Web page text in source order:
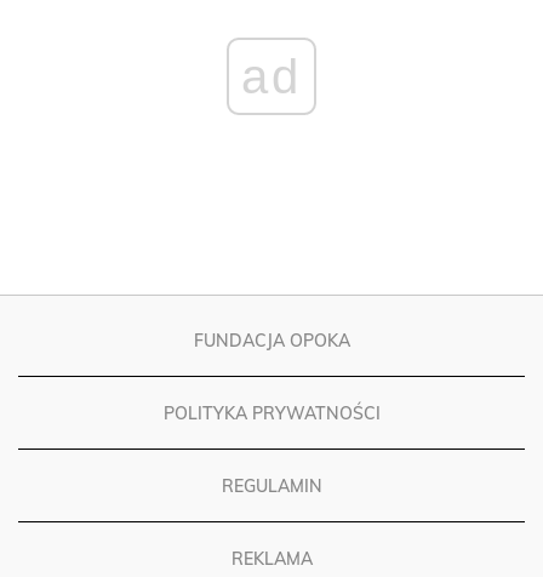
ad
FUNDACJA OPOKA
POLITYKA PRYWATNOŚCI
REGULAMIN
REKLAMA